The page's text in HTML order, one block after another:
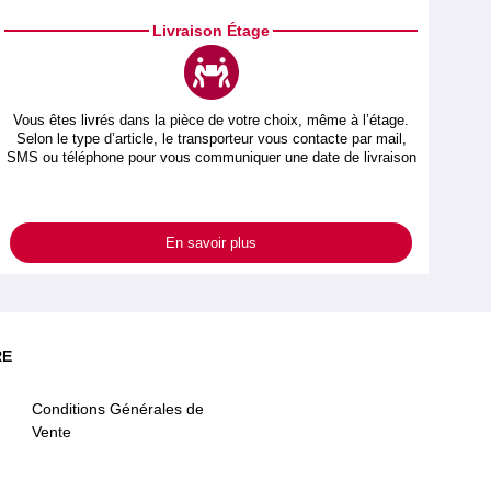
Livraison Étage
Vous êtes livrés dans la pièce de votre choix, même à l’étage.
Selon le type d’article, le transporteur vous contacte par mail,
SMS ou téléphone pour vous communiquer une date de livraison
En savoir plus
Conditions Générales de
Vente